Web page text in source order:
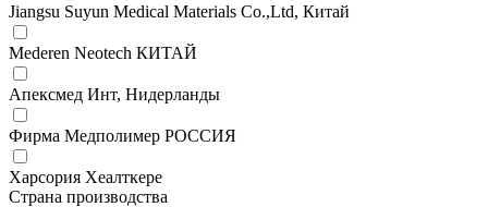
Jiangsu Suyun Medical Materials Co.,Ltd, Китай
Mederen Neotech КИТАЙ
Апексмед Инт, Нидерланды
Фирма Медполимер РОССИЯ
Харсория Хеалткере
Страна производства